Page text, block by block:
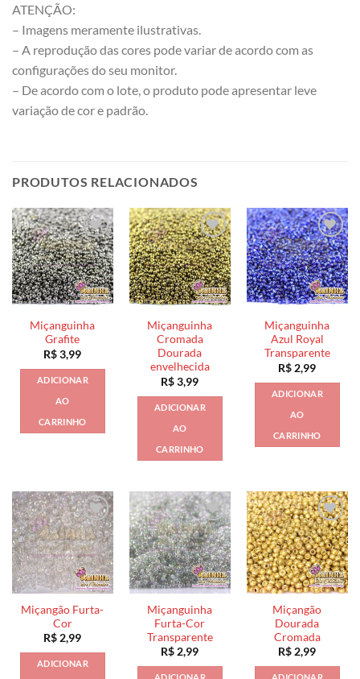
ATENÇÃO:
– Imagens meramente ilustrativas.
– A reprodução das cores pode variar de acordo com as
configurações do seu monitor.
– De acordo com o lote, o produto pode apresentar leve
variação de cor e padrão.
PRODUTOS RELACIONADOS
Miçanguinha
Grafite
R$3,99
ADICIONAR
AO
CARRINHO
Miçanguinha
Cromada
Dourada
envelhecida
R$3,99
ADICIONAR
AO
CARRINHO
Miçanguinha
Azul Royal
Transparente
R$ 2,99
ADICIONAR
AO
CARRINHO
Miçangão Furta-
Cor
R$ 2,99
ADICIONAR
Miçanguinha
Furta-Cor
Transparente
R$ 2,99
Miçangão
Dourada
Cromada
R$ 2,99